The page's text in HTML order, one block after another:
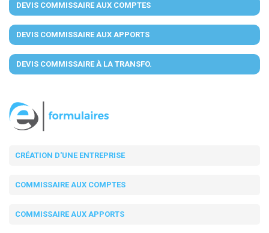
DEVIS COMMISSAIRE AUX COMPTES
DEVIS COMMISSAIRE AUX APPORTS
DEVIS COMMISSAIRE À LA TRANSFO.
CRÉATION D'UNE ENTREPRISE
COMMISSAIRE AUX COMPTES
COMMISSAIRE AUX APPORTS